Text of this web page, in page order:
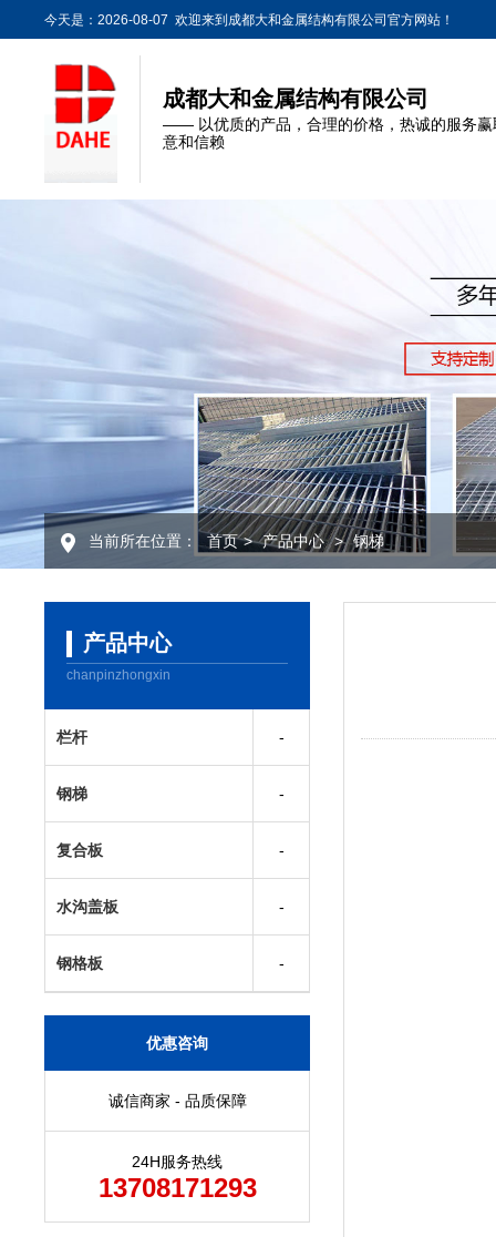
今天是：2026-08-07 欢迎来到成都大和金属结构有限公司官方网站！
成都大和金属结构有限公司
—— 以优质的产品，合理的价格，热诚的服务赢
意和信赖
当前所在位置： 首页 > 产品中心 > 钢梯
产品中心
chanpinzhongxin
栏杆
钢梯
复合板
水沟盖板
钢格板
优惠咨询
诚信商家 - 品质保障
24H服务热线
13708171293